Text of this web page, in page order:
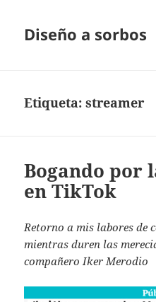
Diseño a sorbos
Etiqueta:streamer
Bogando por
en TikTok
Retorno a mis labores de
mientras duren las
compañero Iker Merodio